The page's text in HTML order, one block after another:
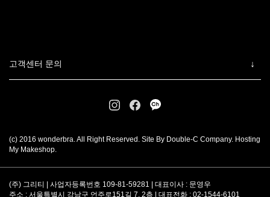
고객센터 문의
(c) 2016 wonderbra. All Right Reserved. Site By Double-C Company. Hosting
My Makeshop.
(주) 그리티 | 사업자등록번호 109-81-59281 | 대표이사 : 문영우
주소 : 서울특별시 강남구 언주로151길 7, 2층 | 대표전화 : 02-1544-6101